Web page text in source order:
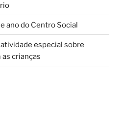
ano do Centro Social
especial sobre
crianças